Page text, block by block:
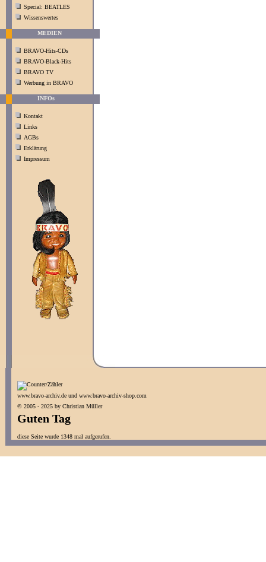
Special: BEATLES
Wissenswertes
MEDIEN
BRAVO-Hits-CDs
BRAVO-Black-Hits
BRAVO TV
Werbung in BRAVO
INFOs
Kontakt
Links
AGBs
Erklärung
Impressum
www.bravo-archiv.de und www.bravo-archiv-shop.com
© 2005 - 2025 by Christian Müller
Guten Tag
diese Seite wurde 1348 mal aufgerufen.